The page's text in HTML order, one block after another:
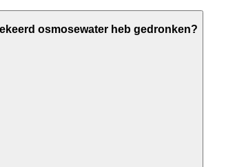
osmosewater heb gedronken?